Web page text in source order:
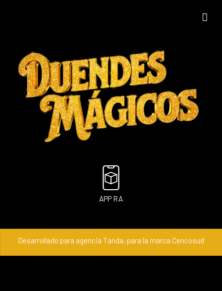
APP RA
Desarrollado para agencia Tanda, para la marca Cencosud